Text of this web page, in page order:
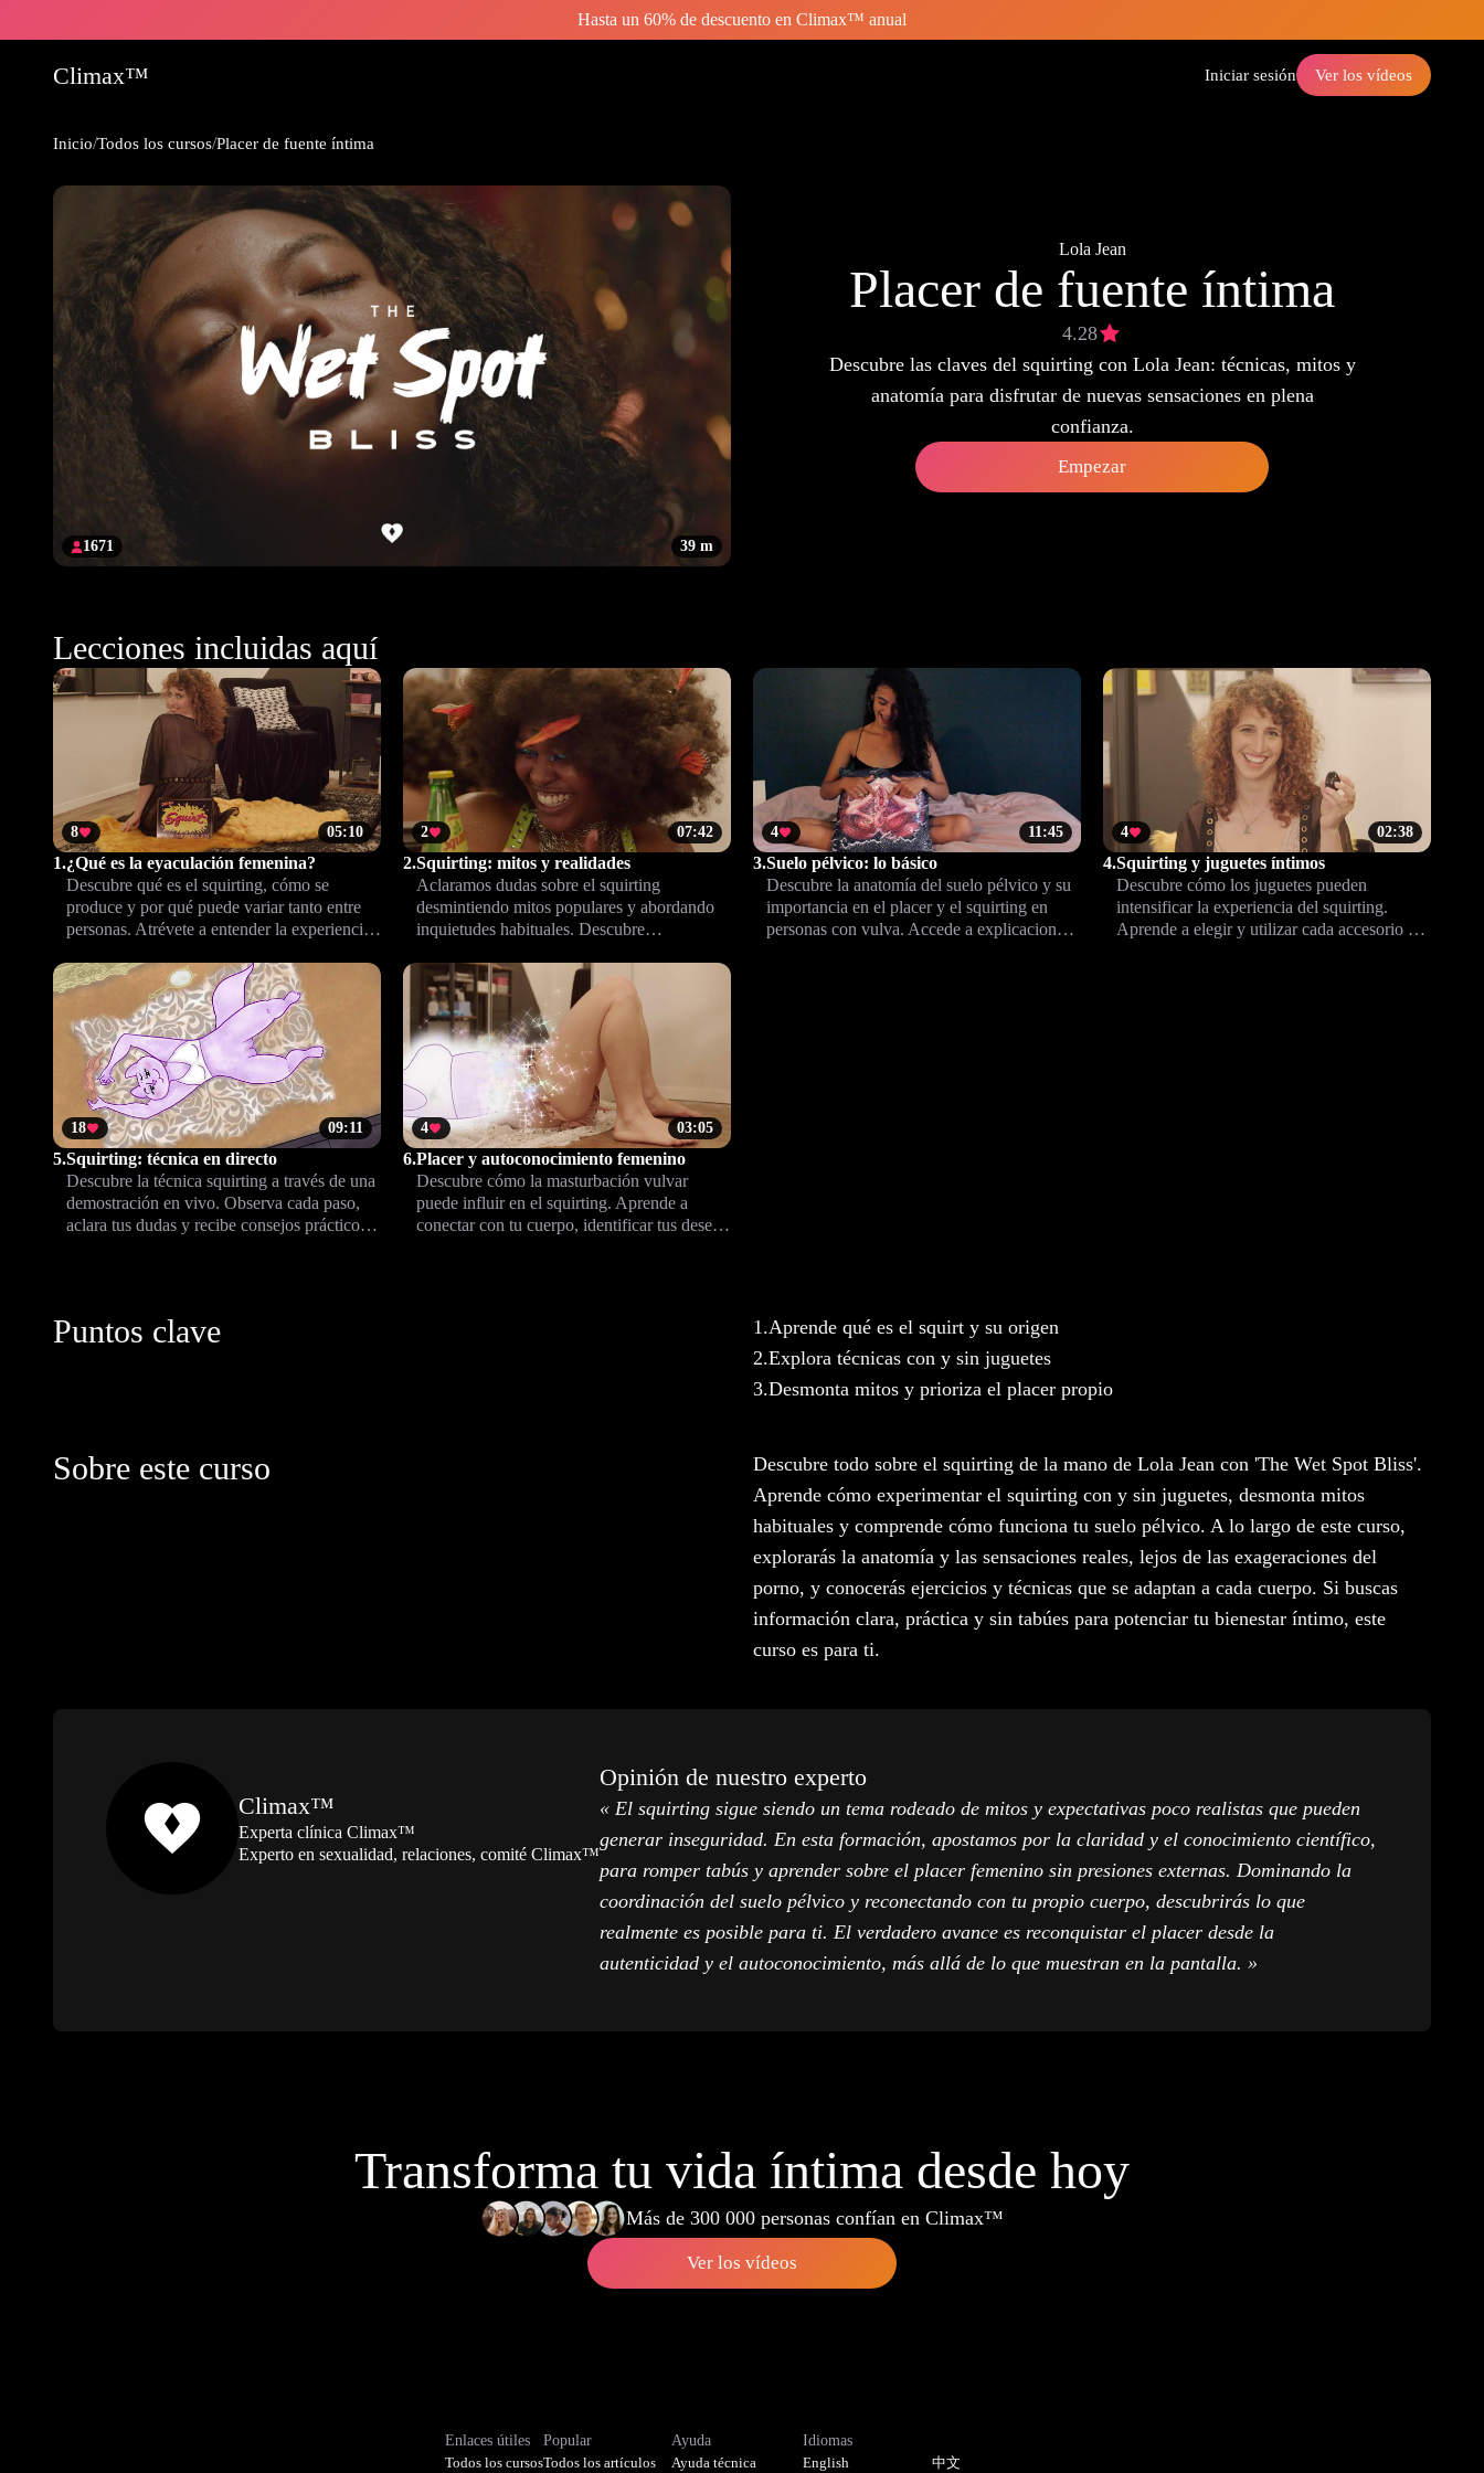
Hasta un 60% de descuento en Climax™ anual
Climax™ Iniciar sesión Ver los vídeos
Inicio/Todos los cursos/Placer de fuente íntima
39 m
1671
Lola Jean
Placer de fuente íntima
4.28
Descubre las claves del squirting con Lola Jean: técnicas, mitos y
anatomía para disfrutar de nuevas sensaciones en plena
confianza.
Empezar
Lecciones incluidas aquí
05:10
8
1.¿Qué es la eyaculación femenina?
Descubre qué es el squirting, cómo se
produce y por qué puede variar tanto entre
personas. Atrévete a entender la experiencia
tus dudas sin tabúes.
07:42
2
2.Squirting: mitos y realidades
Aclaramos dudas sobre el squirting
desmintiendo mitos populares y abordando
inquietudes habituales. Descubre
vivir tu sexualidad con mayor confianza.
11:45
4
3.Suelo pélvico: lo básico
Descubre la anatomía del suelo pélvico y su
importancia en el placer y el squirting en
personas con vulva. Accede a explicaciones
02:38
4
4.Squirting y juguetes íntimos
Descubre cómo los juguetes pueden
intensificar la experiencia del squirting.
Aprende a elegir y utilizar cada accesorio de
09:11
18
5.Squirting: técnica en directo
Descubre la técnica squirting a través de una
demostración en vivo. Observa cada paso,
aclara tus dudas y recibe consejos prácticos
03:05
4
6.Placer y autoconocimiento femenino
Descubre cómo la masturbación vulvar
puede influir en el squirting. Aprende a
conectar con tu cuerpo, identificar tus deseos
Puntos clave 1.Aprende qué es el squirt y su origen
2.Explora técnicas con y sin juguetes
3.Desmonta mitos y prioriza el placer propio
Sobre este curso
Descubre todo sobre el squirting de la mano de Lola Jean con 'The Wet Spot Bliss'.
Aprende cómo experimentar el squirting con y sin juguetes, desmonta mitos
habituales y comprende cómo funciona tu suelo pélvico. A lo largo de este curso,
explorarás la anatomía y las sensaciones reales, lejos de las exageraciones del
porno, y conocerás ejercicios y técnicas que se adaptan a cada cuerpo. Si buscas
información clara, práctica y sin tabúes para potenciar tu bienestar íntimo, este
curso es para ti.
Climax™
Experta clínica Climax™
Experto en sexualidad, relaciones, comité Climax™
Opinión de nuestro experto
« El squirting sigue siendo un tema rodeado de mitos y expectativas poco realistas que pueden
generar inseguridad. En esta formación, apostamos por la claridad y el conocimiento científico,
para romper tabús y aprender sobre el placer femenino sin presiones externas. Dominando la
coordinación del suelo pélvico y reconectando con tu propio cuerpo, descubrirás lo que
realmente es posible para ti. El verdadero avance es reconquistar el placer desde la
autenticidad y el autoconocimiento, más allá de lo que muestran en la pantalla. »
Transforma tu vida íntima desde hoy
Más de 300 000 personas confían en Climax™
Ver los vídeos
Enlaces útiles
Todos los cursos
Popular
Todos los artículos
Ayuda
Ayuda técnica
Idiomas
English
中文